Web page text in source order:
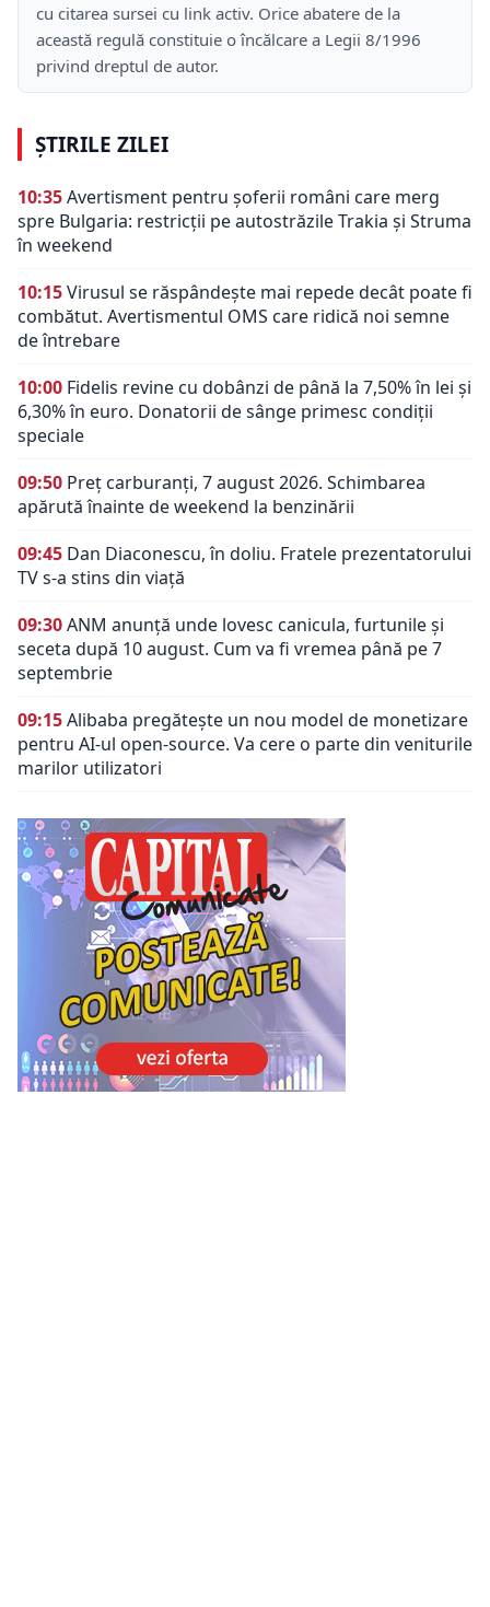
cu citarea sursei cu link activ. Orice abatere de la
această regulă constituie o încălcare a Legii 8/1996
privind dreptul de autor.
ȘTIRILE ZILEI
10:35Avertisment pentru șoferii români care merg
spre Bulgaria: restricții pe autostrăzile Trakia și Struma
în weekend
10:15Virusul se răspândește mai repede decât poate fi
combătut. Avertismentul OMS care ridică noi semne
de întrebare
10:00 Fidelis revine cu dobânzi de până la 7,50% în lei și
6,30% în euro. Donatorii de sânge primesc condiții
speciale
09:50 Preț carburanți, 7 august 2026. Schimbarea
apărută înainte de weekend la benzinării
09:45 Dan Diaconescu, în doliu. Fratele prezentatorului
TV s-a stins din viață
09:30ANM anunță unde lovesc canicula, furtunile și
seceta după 10 august. Cum va fi vremea până pe 7
septembrie
09:15Alibaba pregătește un nou model de monetizare
pentru AI-ul open-source. Va cere o parte din veniturile
marilor utilizatori